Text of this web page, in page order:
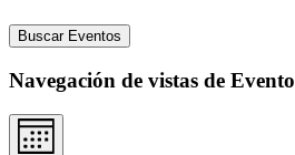
Buscar Eventos
Navegación de vistas de Evento